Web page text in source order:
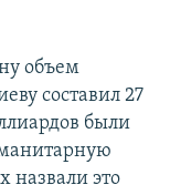
объем
составил 27
были
назвали это